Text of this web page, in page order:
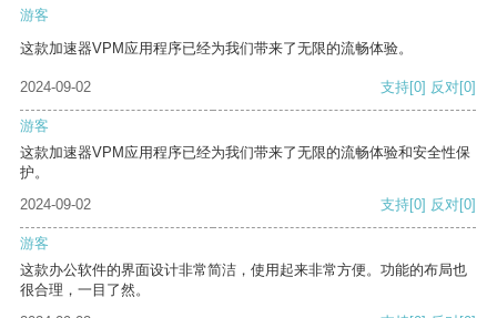
游客
这款加速器VPM应用程序已经为我们带来了无限的流畅体验。
2024-09-02 支持[0] 反对[0]
游客
这款加速器VPM应用程序已经为我们带来了无限的流畅体验和安全性保
护。
2024-09-02
支持[0] 反对[0]
游客
这款办公软件的界面设计非常简洁，使用起来非常方便。功能的布局也
很合理，一目了然。